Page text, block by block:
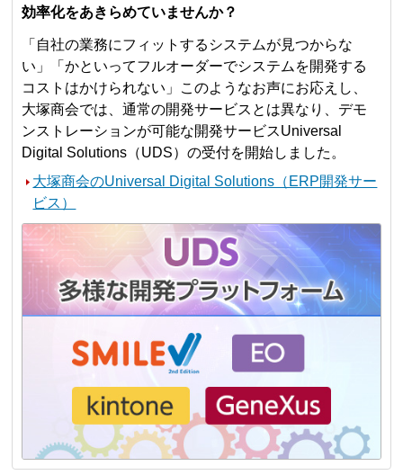
効率化をあきらめていませんか？
「自社の業務にフィットするシステムが見つからな
い」「かといってフルオーダーでシステムを開発する
コストはかけられない」このようなお声にお応えし、
大塚商会では、通常の開発サービスとは異なり、デモ
ンストレーションが可能な開発サービスUniversal
Digital Solutions（UDS）の受付を開始しました。
大塚商会のUniversal Digital Solutions（ERP開発サー
ビス）